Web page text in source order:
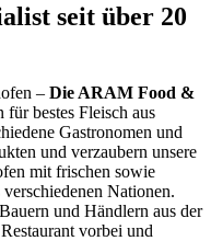
seit über 20
– Die ARAM Food &
für bestes Fleisch aus
Gastronomen und
und verzaubern unsere
mit frischen sowie
Nationen.
und Händlern aus der
vorbei und